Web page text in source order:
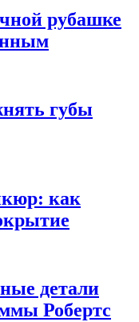
рубашке
губы
как
детали
Робертс